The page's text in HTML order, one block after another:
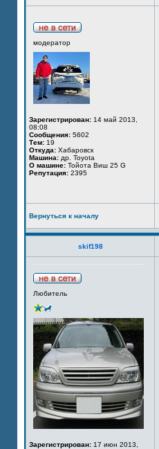
модератор
Зарегистрирован: 14 май 2013,
08:08
Сообщения: 5602
Тем: 19
Откуда: Хабаровск
Машина: др. Toyota
О машине: Тойота Виш 25 G
Репутация: 2395
Вернуться к началу
skif198
Любитель
Зарегистрирован: 17 июн 2013,